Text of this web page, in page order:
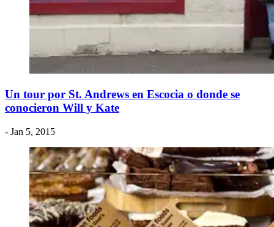
Un tour por St. Andrews en Escocia o donde se
conocieron Will y Kate
- Jan 5, 2015